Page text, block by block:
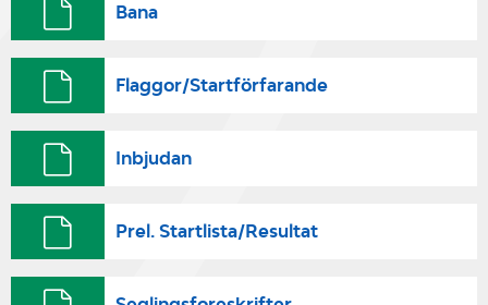
Bana
Flaggor/Startförfarande
Inbjudan
Prel. Startlista/Resultat